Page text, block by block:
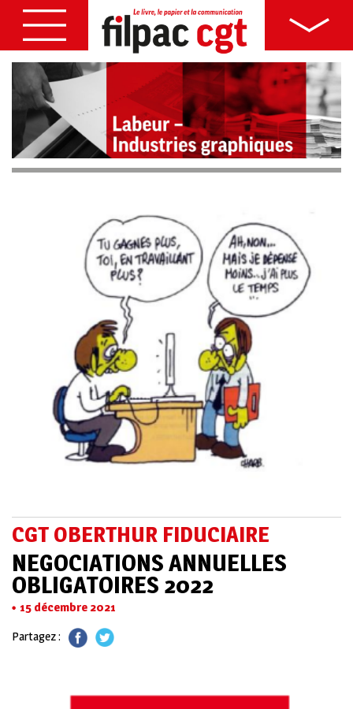
CGT OBERTHUR FIDUCIAIRE
NEGOCIATIONS ANNUELLES
OBLIGATOIRES 2022
15 décembre 2021
Partagez :